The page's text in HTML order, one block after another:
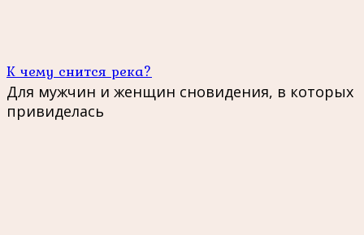
К чему снится река?
Для мужчин и женщин сновидения, в которых
привиделась